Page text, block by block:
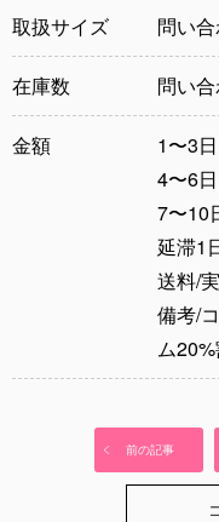
取扱サイズ 問い
在庫数 問い
金額
1〜3
4〜6
7〜10
延滞1
送料/
備考/
ム20%
前の記事